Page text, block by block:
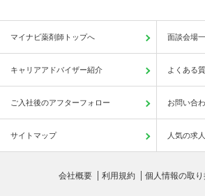
マイナビ薬剤師トップへ 面談会場
キャリアアドバイザー紹介 よくある
ご入社後のアフターフォロー お問い合
サイトマップ 人気の求
会社概要 利用規約 個人情報の取